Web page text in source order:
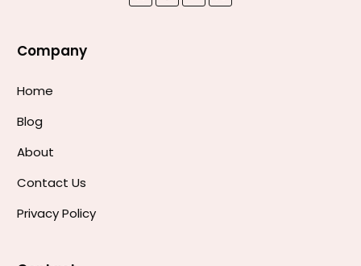
Company
Home
Blog
About
Contact Us
Privacy Policy